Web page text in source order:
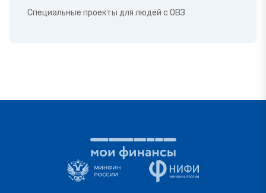
Специальные проекты для людей с ОВЗ